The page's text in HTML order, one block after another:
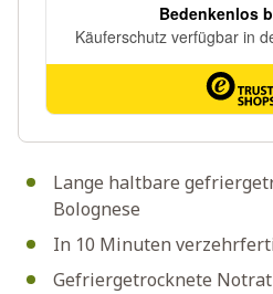
Lange haltbare
Bolognese
In 10 Minuten
Gefriergetrocknete